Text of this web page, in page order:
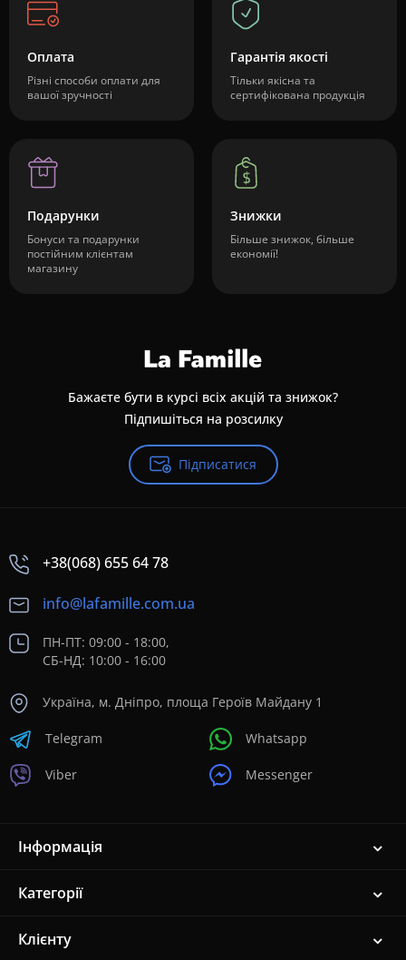
Оплата
Різні способи оплати для
вашої зручності
Гарантія якості
Тільки якісна та
сертифікована продукція
Подарунки
Бонуси та подарунки
постійним клієнтам
магазину
Знижки
Більше знижок, більше
економії!
Бажаєте бути в курсі всіх акцій та знижок?
Підпишіться на розсилку
Підписатися
+38(068) 655 64 78
info@lafamille.com.ua
ПН-ПТ: 09:00 - 18:00,
СБ-НД: 10:00 - 16:00
Україна, м. Дніпро, площа Героїв Майдану 1
Telegram
Viber
Whatsapp
Messenger
Інформація
Категорії
Клієнту